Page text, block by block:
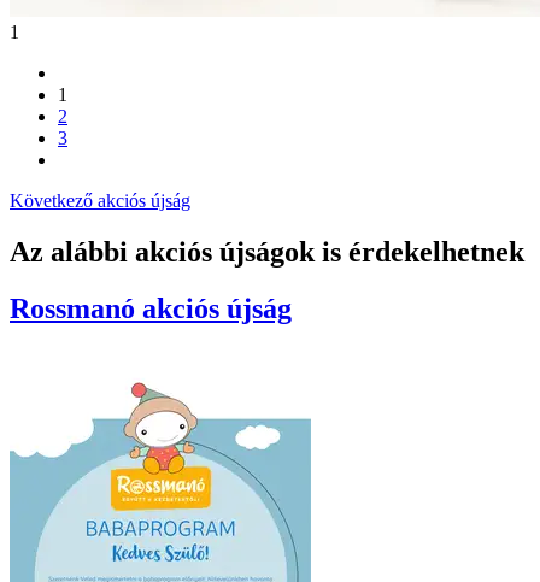
1
1
2
3
Következő akciós újság
Az alábbi akciós újságok is érdekelhetnek
Rossmanó akciós újság